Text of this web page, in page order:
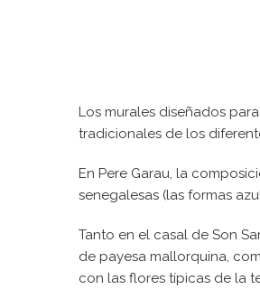
Los murales diseñados
tradicionales de los
En Pere Garau, la
senegalesas (las formas
Tanto en el casal de Son
de payesa mallorquina,
con las flores típicas de la